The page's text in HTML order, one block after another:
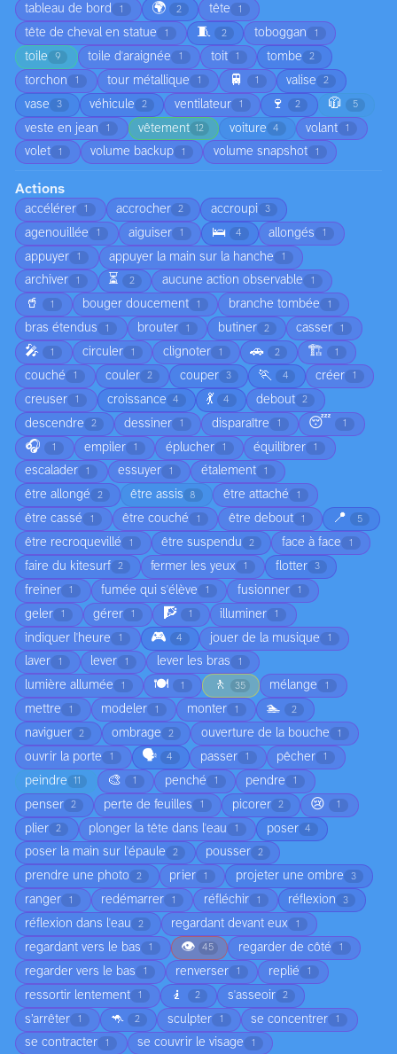
tableau de bord 1 🌍 2 tête 1
tête de cheval en statue 1 🧵 2 toboggan 1
toile 9 toile d'araignée 1 toit 1 tombe 2
torchon 1 tour métallique 1 🚆 1 valise 2
vase 3 véhicule 2 ventilateur 1 🍷 2 🧥 5
veste en jean 1 vêtement 12 voiture 4 volant 1
volet 1 volume backup 1 volume snapshot 1
Actions
accélérer 1 accrocher 2 accroupi 3
agenouillée 1 aiguiser 1 🛌 4 allongés 1
appuyer 1 appuyer la main sur la hanche 1
archiver 1 ⏳ 2 aucune action observable 1
🥤 1 bouger doucement 1 branche tombée 1
bras étendus 1 brouter 1 butiner 2 casser 1
🎤 1 circuler 1 clignoter 1 🚗 2 🏗️ 1
couché 1 couler 2 couper 3 🏃 4 créer 1
creuser 1 croissance 4 💃 4 debout 2
descendre 2 dessiner 1 disparaître 1 😴 1
🎧 1 empiler 1 éplucher 1 équilibrer 1
escalader 1 essuyer 1 étalement 1
être allongé 2 être assis 8 être attaché 1
être cassé 1 être couché 1 être debout 1 📍 5
être recroquevillé 1 être suspendu 2 face à face 1
faire du kitesurf 2 fermer les yeux 1 flotter 3
freiner 1 fumée qui s'élève 1 fusionner 1
geler 1 gérer 1 🧗 1 illuminer 1
indiquer l'heure 1 🎮 4 jouer de la musique 1
laver 1 lever 1 lever les bras 1
lumière allumée 1 🍽️ 1 🚶 35 mélange 1
mettre 1 modeler 1 monter 1 🏊 2
naviguer 2 ombrage 2 ouverture de la bouche 1
ouvrir la porte 1 🗣️ 4 passer 1 pêcher 1
peindre 11 🎨 1 penché 1 pendre 1
penser 2 perte de feuilles 1 picorer 2 😢 1
plier 2 plonger la tête dans l'eau 1 poser 4
poser la main sur l'épaule 2 pousser 2
prendre une photo 2 prier 1 projeter une ombre 3
ranger 1 redémarrer 1 réfléchir 1 réflexion 3
réflexion dans l'eau 2 regardant devant eux 1
regardant vers le bas 1 👁️ 45 regarder de côté 1
regarder vers le bas 1 renverser 1 replié 1
ressortir lentement 1 🧎 2 s'asseoir 2
s’arrêter 1 🦘 2 sculpter 1 se concentrer 1
se contracter 1 se couvrir le visage 1